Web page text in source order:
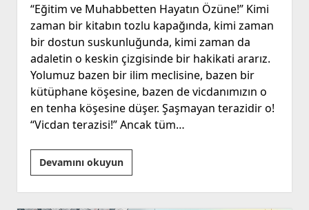
“Eğitim ve Muhabbetten Hayatın Özüne!” Kimi
zaman bir kitabın tozlu kapağında, kimi zaman
bir dostun suskunluğunda, kimi zaman da
adaletin o keskin çizgisinde bir hakikati ararız.
Yolumuz bazen bir ilim meclisine, bazen bir
kütüphane köşesine, bazen de vicdanımızın o
en tenha köşesine düşer. Şaşmayan terazidir o!
“Vicdan terazisi!” Ancak tüm…
Devamını okuyun“Eğitim
ve
Muhabbetten